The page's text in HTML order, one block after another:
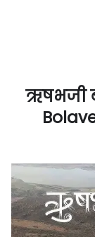
ऋषभजी